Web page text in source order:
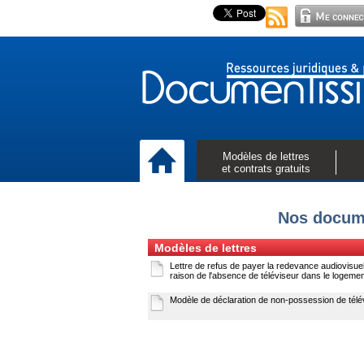
Modèles de lettres
et contrats gratuits
Nos
Modèles de lettres
Lettre de refus de payer la redevance
raison de l'absence de téléviseur dans le
Modèle de déclaration de non-possession de